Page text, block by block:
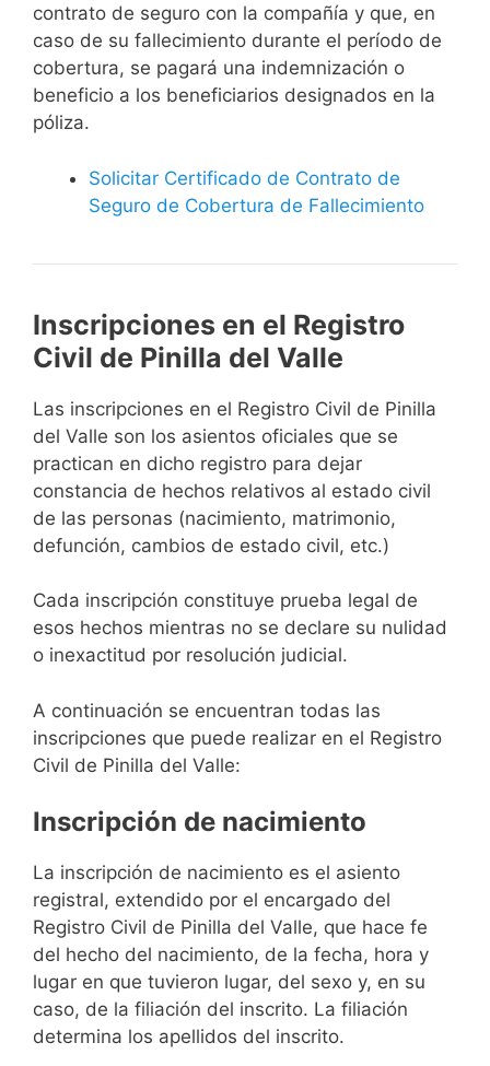
contrato de seguro con la compañía y que, en
caso de su fallecimiento durante el período de
cobertura, se pagará una indemnización o
beneficio a los beneficiarios designados en la
póliza.
Solicitar Certificado de Contrato de
Seguro de Cobertura de Fallecimiento
Inscripciones en el Registro
Civil de Pinilla del Valle
Las inscripciones en el Registro Civil de Pinilla
del Valle son los asientos oficiales que se
practican en dicho registro para dejar
constancia de hechos relativos al estado civil
de las personas (nacimiento, matrimonio,
defunción, cambios de estado civil, etc.)
Cada inscripción constituye prueba legal de
esos hechos mientras no se declare su nulidad
o inexactitud por resolución judicial.
A continuación se encuentran todas las
inscripciones que puede realizar en el Registro
Civil de Pinilla del Valle:
Inscripción de nacimiento
La inscripción de nacimiento es el asiento
registral, extendido por el encargado del
Registro Civil de Pinilla del Valle, que hace fe
del hecho del nacimiento, de la fecha, hora y
lugar en que tuvieron lugar, del sexo y, en su
caso, de la filiación del inscrito. La filiación
determina los apellidos del inscrito.